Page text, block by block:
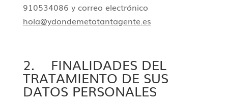
910534086 y correo electrónico
hola@ydondemetotantagente.es
2. FINALIDADES DEL
TRATAMIENTO DE SUS
DATOS PERSONALES